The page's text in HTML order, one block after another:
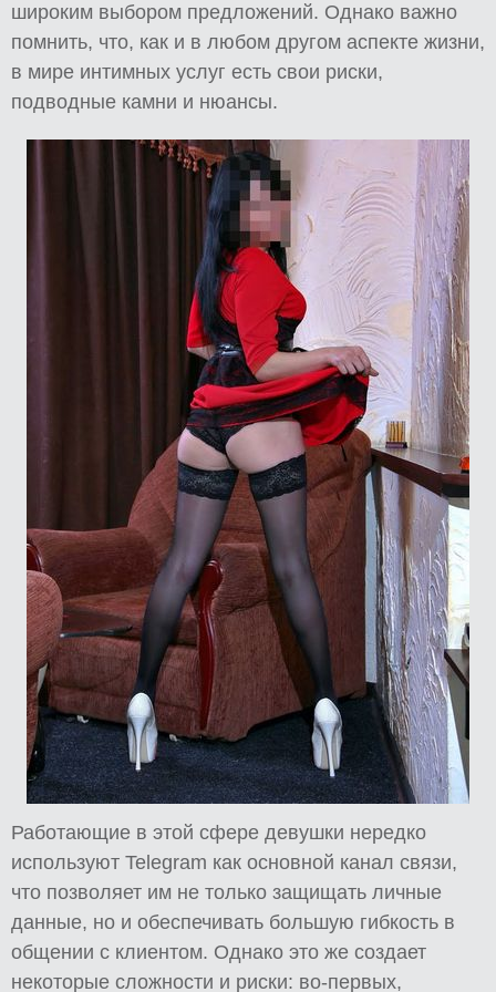
широким выбором предложений. Однако важно
помнить, что, как и в любом другом аспекте жизни,
в мире интимных услуг есть свои риски,
подводные камни и нюансы.
Работающие в этой сфере девушки нередко
используют Telegram как основной канал связи,
что позволяет им не только защищать личные
данные, но и обеспечивать большую гибкость в
общении с клиентом. Однако это же создает
некоторые сложности и риски: во-первых,